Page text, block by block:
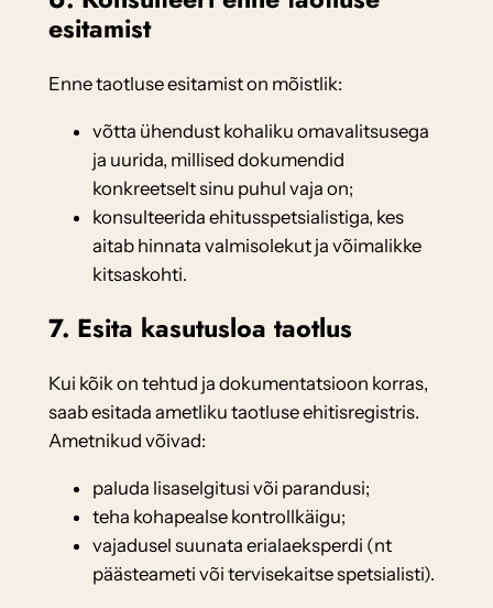
esitamist
Enne taotluse esitamist on mõistlik:
võtta ühendust kohaliku omavalitsusega
ja uurida, millised dokumendid
konkreetselt sinu puhul vaja on;
konsulteerida ehitusspetsialistiga, kes
aitab hinnata valmisolekut ja võimalikke
kitsaskohti.
7. Esita kasutusloa taotlus
Kui kõik on tehtud ja dokumentatsioon korras,
saab esitada ametliku taotluse ehitisregistris.
Ametnikud võivad:
paluda lisaselgitusi või parandusi;
teha kohapealse kontrollkäigu;
vajadusel suunata erialaeksperdi (nt
päästeameti või tervisekaitse spetsialisti).